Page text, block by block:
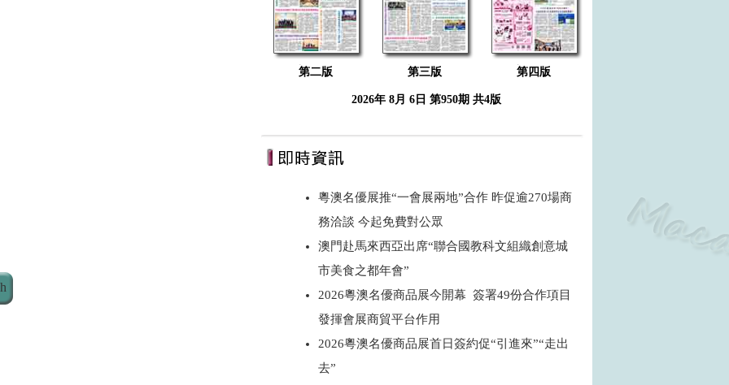
第二版 第三版 第四版
2026年 8月 6日 第950期 共4版
粵澳名優展推“一會展兩地”合作 昨促逾270場商
務洽談 今起免費對公眾
澳門赴馬來西亞出席“聯合國教科文組織創意城
市美食之都年會”
2026粵澳名優商品展今開幕 簽署49份合作項目
發揮會展商貿平台作用
2026粵澳名優商品展首日簽約促“引進來”“走出
去”